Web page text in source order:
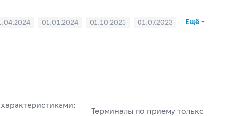
01.01.2024 01.10.2023
01.07.2023
Ещё +
Терминалы по приему только